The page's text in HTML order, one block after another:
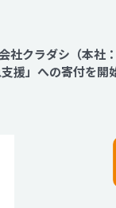
クラダシ（本社
援」への寄付を開